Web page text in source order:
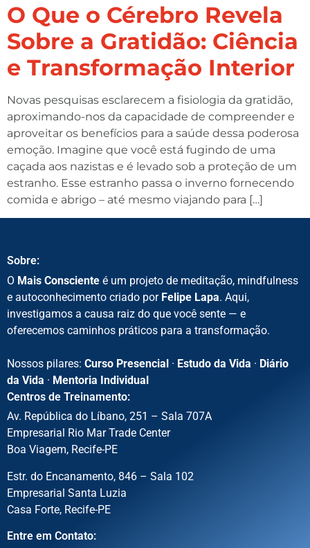
O Que o Cérebro Revela
Sobre a Gratidão: Ciência
e Transformação Interior
Novas pesquisas esclarecem a fisiologia da gratidão,
aproximando-nos da capacidade de compreender e
aproveitar os benefícios para a saúde dessa poderosa
emoção. Imagine que você está fugindo de uma
caçada aos nazistas e é levado sob a proteção de um
estranho. Esse estranho passa o inverno fornecendo
comida e abrigo – até mesmo viajando para […]
Sobre:
O Mais Consciente é um projeto de meditação, mindfulness
e autoconhecimento criado por Felipe Lapa. Aqui,
investigamos a causa raiz do que você sente — e
oferecemos caminhos práticos para a transformação.
Nossos pilares: Curso Presencial · Estudo da Vida · Diário
da Vida · Mentoria Individual
Centros de Treinamento:
Av. República do Líbano, 251 – Sala 707A
Empresarial Rio Mar Trade Center
Boa Viagem, Recife-PE
Estr. do Encanamento, 846 – Sala 102
Empresarial Santa Luzia
Casa Forte, Recife-PE
Entre em Contato: